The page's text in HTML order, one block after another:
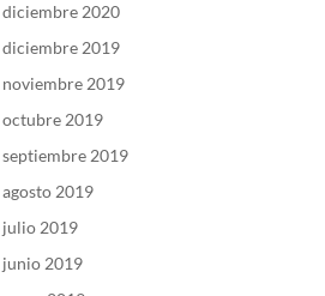
diciembre 2020
diciembre 2019
noviembre 2019
octubre 2019
septiembre 2019
agosto 2019
julio 2019
junio 2019